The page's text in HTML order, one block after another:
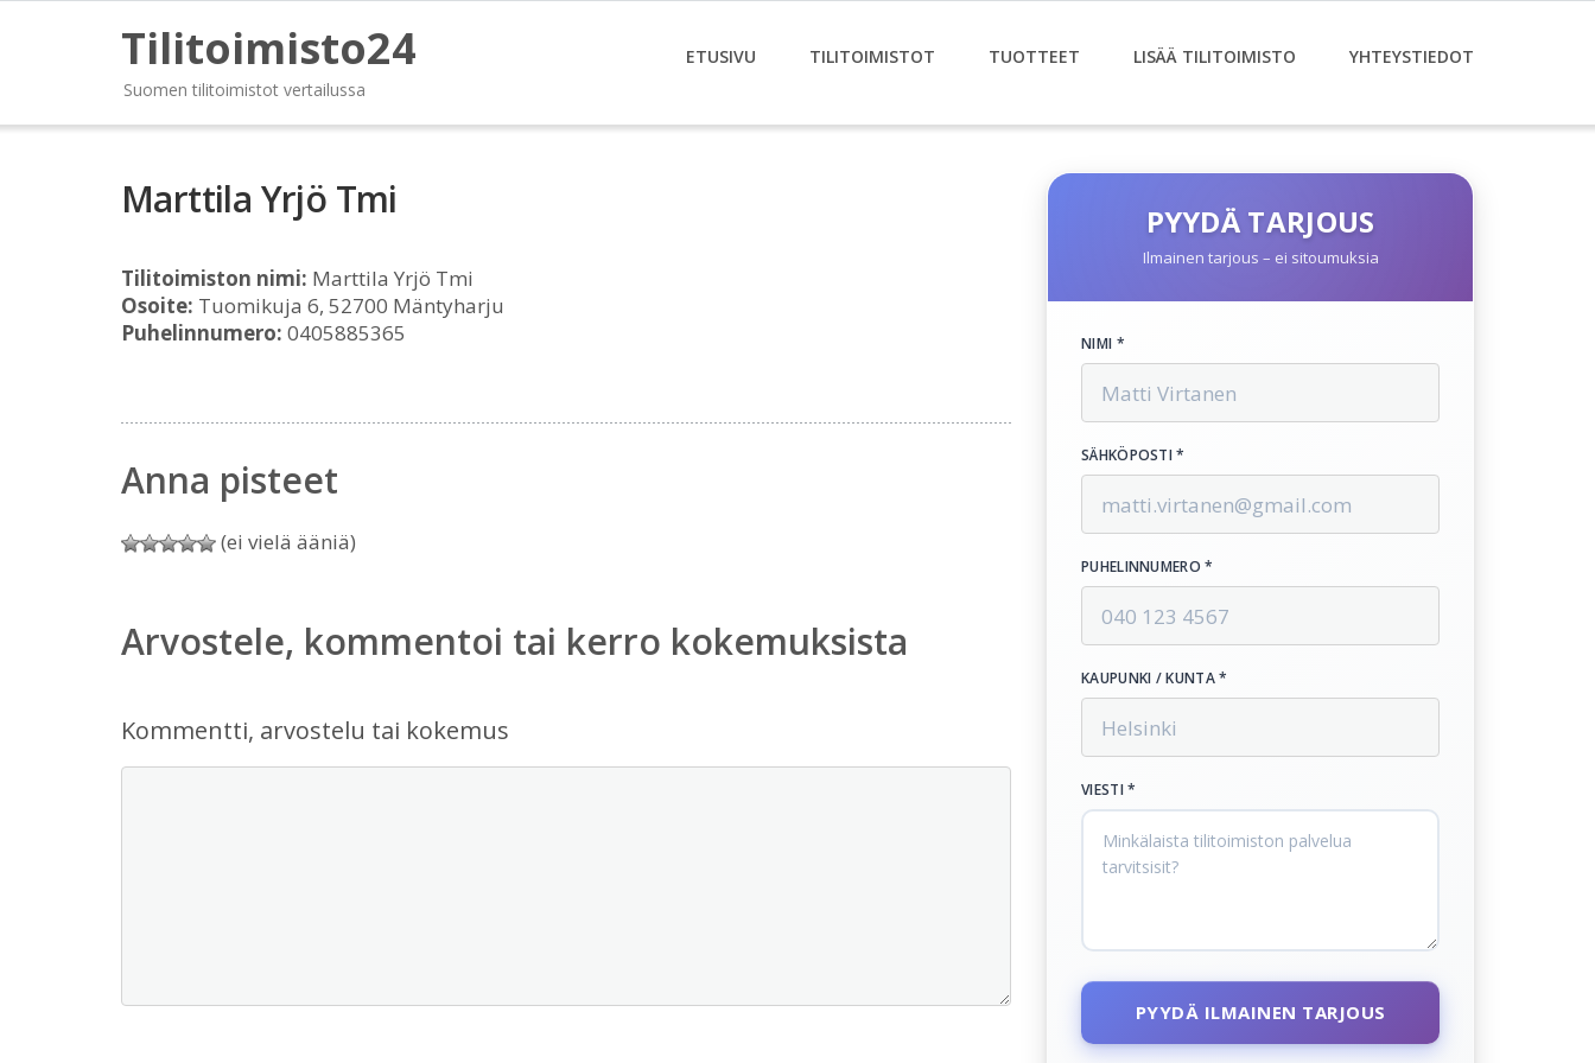
Tilitoimisto24
Suomen tilitoimistot vertailussa
ETUSIVU TILITOIMISTOT TUOTTEET LISÄÄ TILITOIMISTO YHTEYSTIEDOT
Marttila Yrjö Tmi
Tilitoimiston nimi: Marttila Yrjö Tmi
Osoite: Tuomikuja 6, 52700 Mäntyharju
Puhelinnumero: 0405885365
Anna pisteet
(ei vielä ääniä)
Arvostele, kommentoi tai kerro kokemuksista
Kommentti, arvostelu tai kokemus
PYYDÄ TARJOUS
Ilmainen tarjous – ei sitoumuksia
NIMI *
SÄHKÖPOSTI *
PUHELINNUMERO *
KAUPUNKI / KUNTA *
VIESTI *
PYYDÄ ILMAINEN TARJOUS